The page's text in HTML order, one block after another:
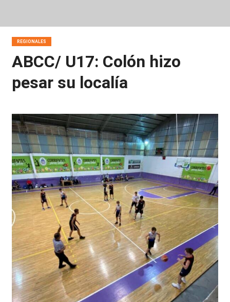
REGIONALES
ABCC/ U17: Colón hizo
pesar su localía